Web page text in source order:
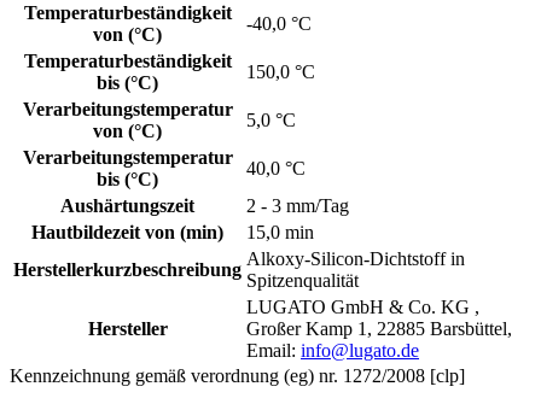
Temperaturbeständigkeit
von (°C)
-40,0 °C
Temperaturbeständigkeit
bis (°C)
150,0 °C
Verarbeitungstemperatur
von (°C)
5,0 °C
Verarbeitungstemperatur
bis (°C)
40,0 °C
Aushärtungszeit
2 - 3 mm/Tag
Hautbildezeit von (min)
15,0 min
Herstellerkurzbeschreibung
Alkoxy-Silicon-Dichtstoff in
Spitzenqualität
Hersteller
LUGATO GmbH & Co. KG ,
Großer Kamp 1, 22885 Barsbüttel,
Email: info@lugato.de
Kennzeichnung gemäß verordnung (eg) nr. 1272/2008 [clp]